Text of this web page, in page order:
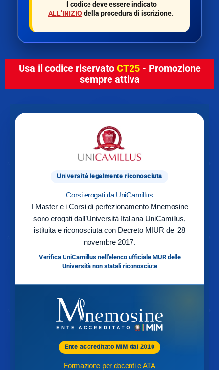
Il codice deve essere indicato
ALL’INIZIO della procedura di iscrizione.
Usa il codice riservato CT25- Promozione
sempre attiva
Università legalmente riconosciuta
Corsi erogati da UniCamillus
I Master e i Corsi di perfezionamento Mnemosine
sono erogati dall’Università Italiana UniCamillus,
istituita e riconosciuta con Decreto MIUR del 28
novembre 2017.
Verifica UniCamillus nell’elenco ufficiale MUR delle
Università non statali riconosciute
Ente accreditato MIM dal 2010
Formazione per docenti e ATA